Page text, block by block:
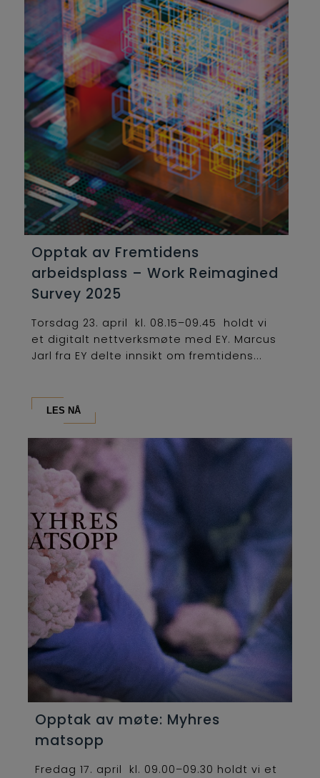
Opptak av Fremtidens
arbeidsplass – Work Reimagined
Survey 2025
Torsdag 23. april kl. 08.15–09.45 holdt vi
et digitalt nettverksmøte med EY. Marcus
Jarl fra EY delte innsikt om fremtidens...
LES NÅ
Opptak av møte: Myhres
matsopp
Fredag 17. april kl. 09.00–09.30 holdt vi et